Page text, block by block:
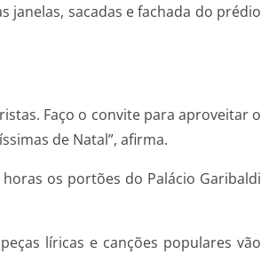
janelas, sacadas e fachada do prédio
Faço o convite para aproveitar o
de Natal”, afirma.
horas os portões do Palácio Garibaldi
líricas e canções populares vão